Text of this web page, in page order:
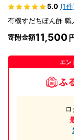
5.0 (1
有機すだちぽん酢
寄附金額11,500
エン